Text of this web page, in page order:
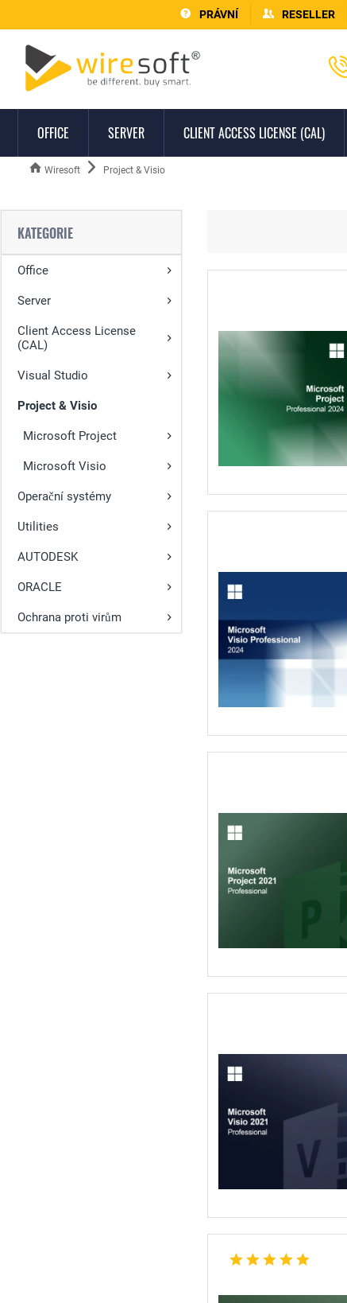
PRÁVNÍ RESELLER
OFFICE SERVER CLIENT ACCESS LICENSE (CAL)
Wiresoft Project & Visio
KATEGORIE
Office
Server
Client Access License
(CAL)
Visual Studio
Project & Visio
Microsoft Project
Microsoft Visio
Operační systémy
Utilities
AUTODESK
ORACLE
Ochrana proti virům